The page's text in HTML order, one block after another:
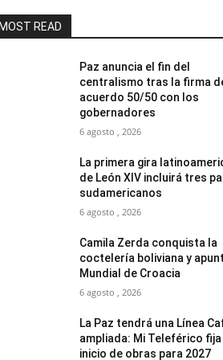
READ
Paz anuncia el fin del
centralismo tras la firma
acuerdo 50/50 con los
gobernadores
6 agosto , 2026
La primera gira
de León XIV incluirá tres
sudamericanos
6 agosto , 2026
Camila Zerda conquista la
coctelería boliviana y
Mundial de Croacia
6 agosto , 2026
La Paz tendrá una Línea
ampliada: Mi Teleférico fija
inicio de obras para 2027